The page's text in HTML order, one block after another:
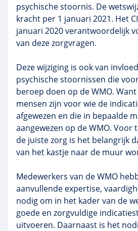
psychische stoornis. De
kracht per 1 januari 2021. Het
januari 2020 verantwoordelijk
van deze zorgvragen.
Deze wijziging is ook van
psychische stoornissen die
beroep doen op de WMO.
mensen zijn voor wie de
afgewezen en die in bepaalde
aangewezen op de WMO. Voor
de juiste zorg is het belangrijk
van het kastje naar de muur
Medewerkers van de WMO
aanvullende expertise,
nodig om in het kader van de
goede en zorgvuldige
uitvoeren. Daarnaast is het